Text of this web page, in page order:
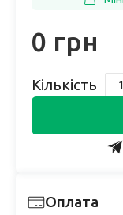
0 грн
Кількість
Оплата